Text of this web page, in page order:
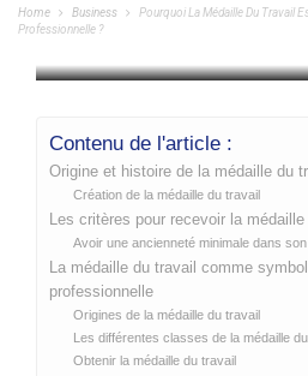
Home Business
Pourquoi La Médaille Du Travail
Professionnelle ?
Contenu de l'article :
Origine et histoire de la médaille du
Création de la médaille du travail
Les critères pour recevoir la médaille
Avoir une ancienneté minimale dans
La médaille du travail comme
professionnelle
Origines de la médaille du travail
Les différentes classes de la médaille
Obtenir la médaille du travail